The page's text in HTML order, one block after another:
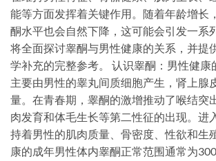
能等方面发挥着关键作用。随着年龄增长
酮水平也会自然下降，这可能会引发一系
将全面探讨睾酮与男性健康的关系，并提
学补充的完整参考。 认识睾酮：男性健康
主要由男性的睾丸间质细胞产生，肾上腺
量。在青春期，睾酮的激增推动了喉结突
肉发育和体毛生长等第二性征的出现。进
持着男性的肌肉质量、骨密度、性欲和生
康的成年男性体内睾酮正常范围通常为